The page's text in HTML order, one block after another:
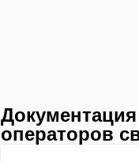
операторов